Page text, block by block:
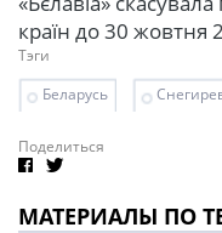
країн до 30 жовтня
Тэги
Беларусь
Поделиться
МАТЕРИАЛЫ ПО